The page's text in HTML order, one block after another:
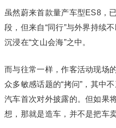
虽然蔚来首款量产车型ES8，
段，但来自“同行”与外界持续
沉浸在“文山会海”之中。
而与往常一样，作客活动现场
众多敏感话题的“拷问”，其中
汽车首次对外披露的。但如果
想，那就是造车，并不是把车